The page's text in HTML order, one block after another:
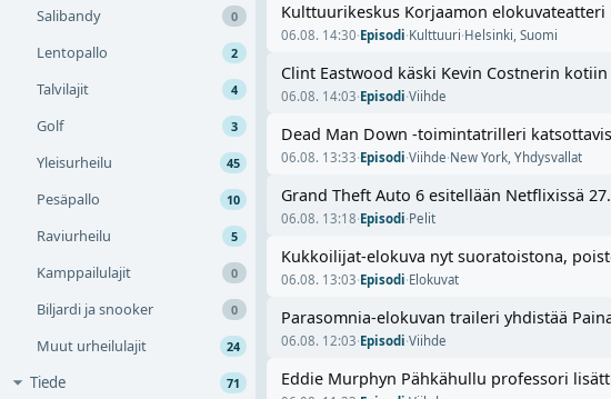
Salibandy 0
Lentopallo 2
Talvilajit 4
Golf 3
Yleisurheilu 45
Pesäpallo 10
Raviurheilu 5
Kamppailulajit 0
Biljardi ja snooker 0
Muut urheilulajit 24
Tiede 71
Kulttuurikeskus Korjaamon
06.08. 14:30·Episodi·Kulttuuri·Helsinki, Suomi
Clint Eastwood käski Kevin Costnerin
06.08. 14:03·Episodi·Viihde
Dead Man Down -toimintatrilleri
06.08. 13:33·Episodi·Viihde·New York, Yhdysvallat
Grand Theft Auto 6 esitellään Netflixissä
06.08. 13:18·Episodi·Pelit
Kukkoilijat-elokuva nyt suoratoistona,
06.08. 13:03·Episodi·Elokuvat
Parasomnia-elokuvan traileri yhdistää
06.08. 12:03·Episodi·Viihde
Eddie Murphyn Pähkähullu professori